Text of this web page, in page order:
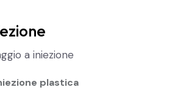
a iniezione
plastica